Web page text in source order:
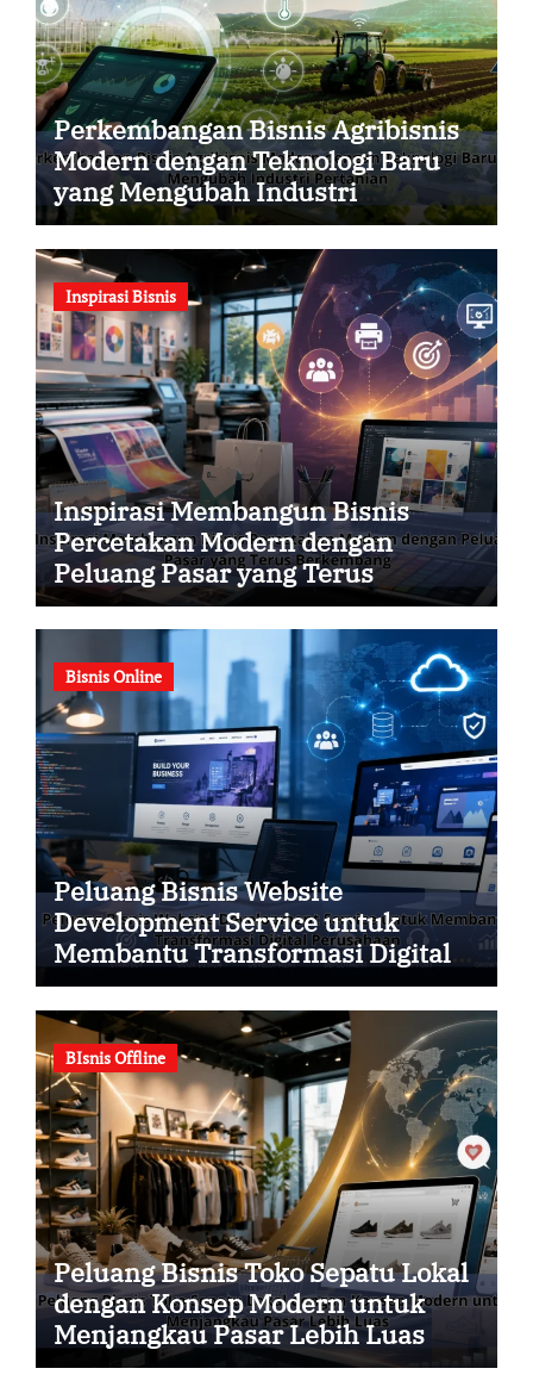
Perkembangan Bisnis Agribisnis
Modern dengan Teknologi Baru
yang Mengubah Industri
Pertanian
Inspirasi Bisnis
Inspirasi Membangun Bisnis
Percetakan Modern dengan
Peluang Pasar yang Terus
Berkembang
Bisnis Online
Peluang Bisnis Website
Development Service untuk
Membantu Transformasi Digital
Perusahaan
BIsnis Offline
Peluang Bisnis Toko Sepatu Lokal
dengan Konsep Modern untuk
Menjangkau Pasar Lebih Luas